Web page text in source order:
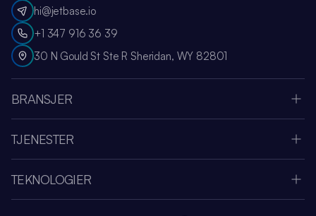
hi@jetbase.io
+1 347 916 36 39
30 N Gould St Ste R Sheridan, WY 82801
BRANSJER
Sportsapp
Medier og Underholdning
Helse
Amazon Web Services
TJENESTER
UI & UX-design
Skymigrering
TEKNOLOGIER